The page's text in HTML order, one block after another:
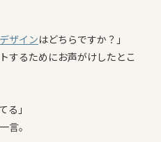
デザインはどちらですか？」
するためにお声がけしたとこ
る」
言。